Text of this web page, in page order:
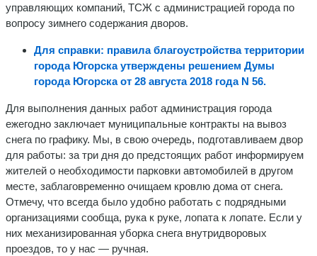
управляющих компаний, ТСЖ с администрацией города по
вопросу зимнего содержания дворов.
Для справки: правила благоустройства территории
города Югорска утверждены решением Думы
города Югорска от 28 августа 2018 года N 56.
Для выполнения данных работ администрация города
ежегодно заключает муниципальные контракты на вывоз
снега по графику. Мы, в свою очередь, подготавливаем двор
для работы: за три дня до предстоящих работ информируем
жителей о необходимости парковки автомобилей в другом
месте, заблаговременно очищаем кровлю дома от снега.
Отмечу, что всегда было удобно работать с подрядными
организациями сообща, рука к руке, лопата к лопате. Если у
них механизированная уборка снега внутридворовых
проездов, то у нас — ручная.